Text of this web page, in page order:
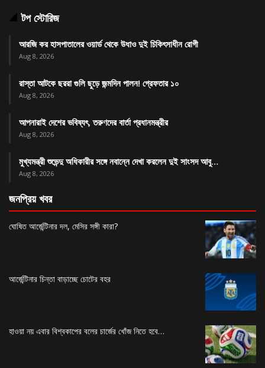
টপ স্টোরিজ
আরজি কর হাসপাতালের ওয়ার্ড থেকে উধাও দুই চিকিৎসাধীন রোগী
Aug 8, 2026
রাস্তা আটকে ছররা গুলি ছুড়ে জন্মদিন পালন! গ্রেফতার ১০
Aug 8, 2026
আপনারাই দেশের ভবিষ্যৎ, তরুণদের বার্তা প্রধানমন্ত্রীর
Aug 8, 2026
মুখ্যমন্ত্রী শুভেন্দু অধিকারীর সঙ্গে নবান্নে দেখা করলেন দুই সাংসদ আবু…
Aug 8, 2026
জনপ্রিয় খবর
ঘোষিত আর্জেন্টিনার দল, মেসির সঙ্গী কারা?
আর্জেন্টিনার চিন্তা বাড়াচ্ছে চোটের বহর
হাওয়া নয় এবার বিশ্বকাপের বলের চার্জের খোঁজ নিতে হবে…